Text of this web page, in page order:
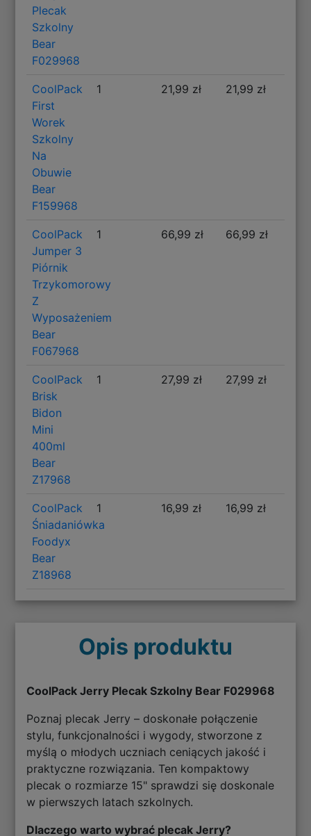
Plecak
Szkolny
Bear
F029968
CoolPack
First
Worek
Szkolny
Na
Obuwie
Bear
F159968
1 21,99 zł 21,99 zł
CoolPack
Jumper 3
Piórnik
Trzykomorowy
Z
Wyposażeniem
Bear
F067968
1 66,99 zł 66,99 zł
CoolPack
Brisk
Bidon
Mini
400ml
Bear
Z17968
1 27,99 zł 27,99 zł
CoolPack
Śniadaniówka
Foodyx
Bear
Z18968
1 16,99 zł 16,99 zł
Opis produktu
CoolPack Jerry Plecak Szkolny Bear F029968
Poznaj plecak Jerry – doskonałe połączenie
stylu, funkcjonalności i wygody, stworzone z
myślą o młodych uczniach ceniących jakość i
praktyczne rozwiązania. Ten kompaktowy
plecak o rozmiarze 15" sprawdzi się doskonale
w pierwszych latach szkolnych.
Dlaczego warto wybrać plecak Jerry?